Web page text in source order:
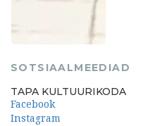
SOTSIAALMEEDIAD
TAPA KULTUURIKODA
Facebook
Instagram